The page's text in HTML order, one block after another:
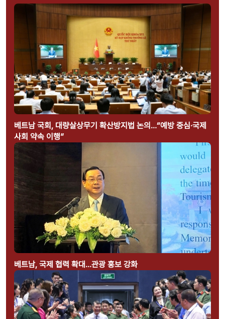
베트남 국회, 대량살상무기 확산방지법 논의…“예방 중심·국제
사회 약속 이행”
베트남, 국제 협력 확대…관광 홍보 강화